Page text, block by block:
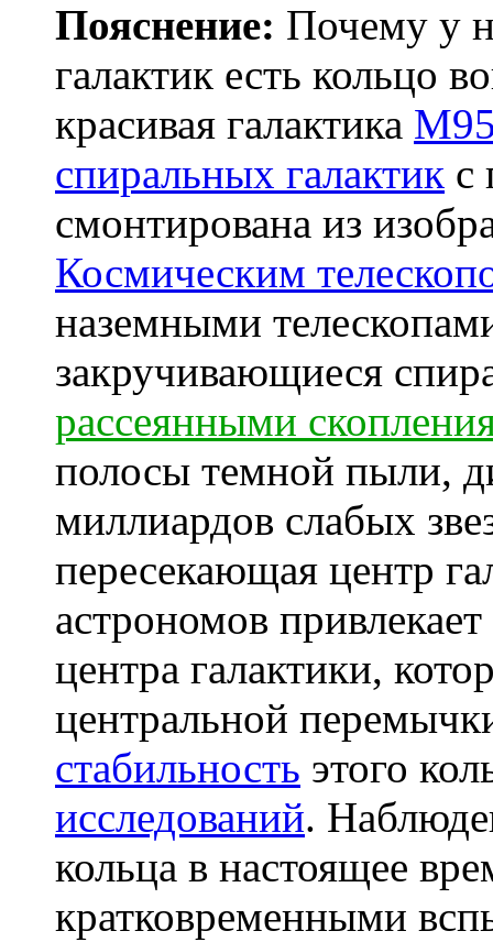
Пояснение: Почему у
галактик есть кольцо
красивая галактика
спиральных галактик с
смонтирована из
Космическим
наземными
закручивающиеся
рассеянными
полосы темной пыли,
миллиардов слабых
пересекающая центр
астрономов привлекает
центра галактики,
центральной
стабильность этого
исследований.
кольца в настоящее
кратковременными